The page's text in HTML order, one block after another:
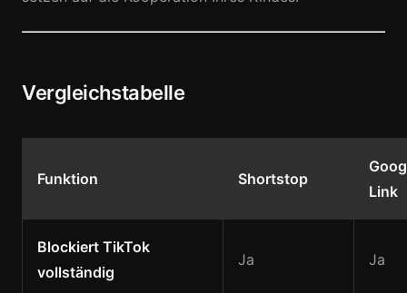
Vergleichstabelle
Funktion Shortstop
Link
Blockiert TikTok
vollständig
Ja Ja